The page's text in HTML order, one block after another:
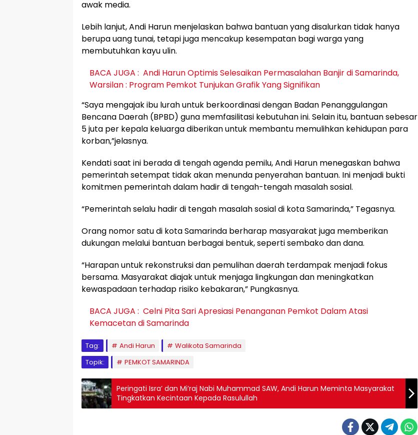
awak media.
Lebih lanjut, Andi Harun menjelaskan bahwa bantuan yang disalurkan tidak hanya
berupa uang tunai, tetapi juga mencakup kesempatan bagi warga yang
membutuhkan kayu ulin.
BACA JUGA : Andi Harun Optimis Selesaikan Permasalahan Banjir di Samarinda,
Warsilan : Program Pemkot Tunjukan Grafik Yang Signifikan
“Saya mengajak ibu lurah untuk berkoordinasi dengan Badan Penanggulangan
Bencana Daerah (BPBD) guna memfasilitasi kebutuhan ini. Selain itu, bantuan sebesar
5 juta per kepala keluarga diberikan untuk membantu memulihkan kehidupan para
korban,”jelasnya.
Kendati saat ini berada di tengah agenda pemilu, Andi Harun menegaskan bahwa
pemerintah setempat tidak akan menunda penyerahan bantuan. Ini menjadi bukti
komitmen pemerintah dalam hadir di tengah-tengah masalah sosial.
“Pemerintah selalu hadir di tengah masalah sosial di kota Samarinda,” Tegasnya.
Orang nomor satu di kota Samarinda berharap masyarakat juga memberikan
dukungan melalui bantuan berbagai bentuk, seperti sembako dan dana.
“Harapan untuk rekonstruksi dan pemulihan daerah terdampak menjadi fokus
bersama. Masyarakat diajak untuk menjaga lingkungan dan meningkatkan
kewaspadaan terhadap risiko kebakaran,” Pungkasnya.
BACA JUGA : Celni Pita Sari Apresiasi Penanganan Pemkot Dalam Atasi
Kemacetan di Samarinda
Tag: Andi Harun
Walikota Samarinda
Topik:
PEMKOT SAMARINDA
Peringati Isra’ dan Mi’raj Nabi Muhammad SAW, Andi Harun Meminta Masyarakat
Tingkatkan Kecintaan Kepada Rasulullah